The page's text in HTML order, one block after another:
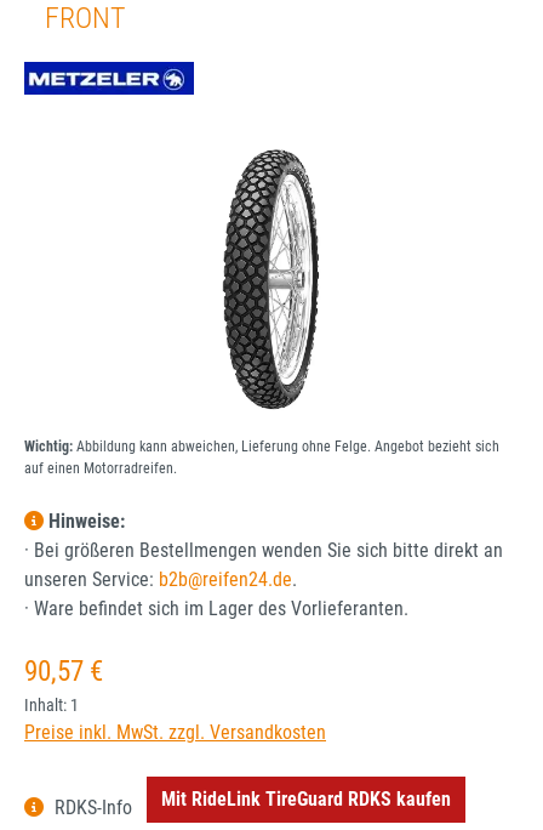
FRONT
Wichtig: Abbildung kann abweichen, Lieferung ohne Felge. Angebot bezieht sich
auf einen Motorradreifen.
Hinweise:
· Bei größeren Bestellmengen wenden Sie sich bitte direkt an
unseren Service: b2b@reifen24.de.
· Ware befindet sich im Lager des Vorlieferanten.
Regulärer Preis:
90,57 €
Inhalt: 1
Preise inkl. MwSt. zzgl. Versandkosten
RDKS-Info Mit RideLink TireGuard RDKS kaufen